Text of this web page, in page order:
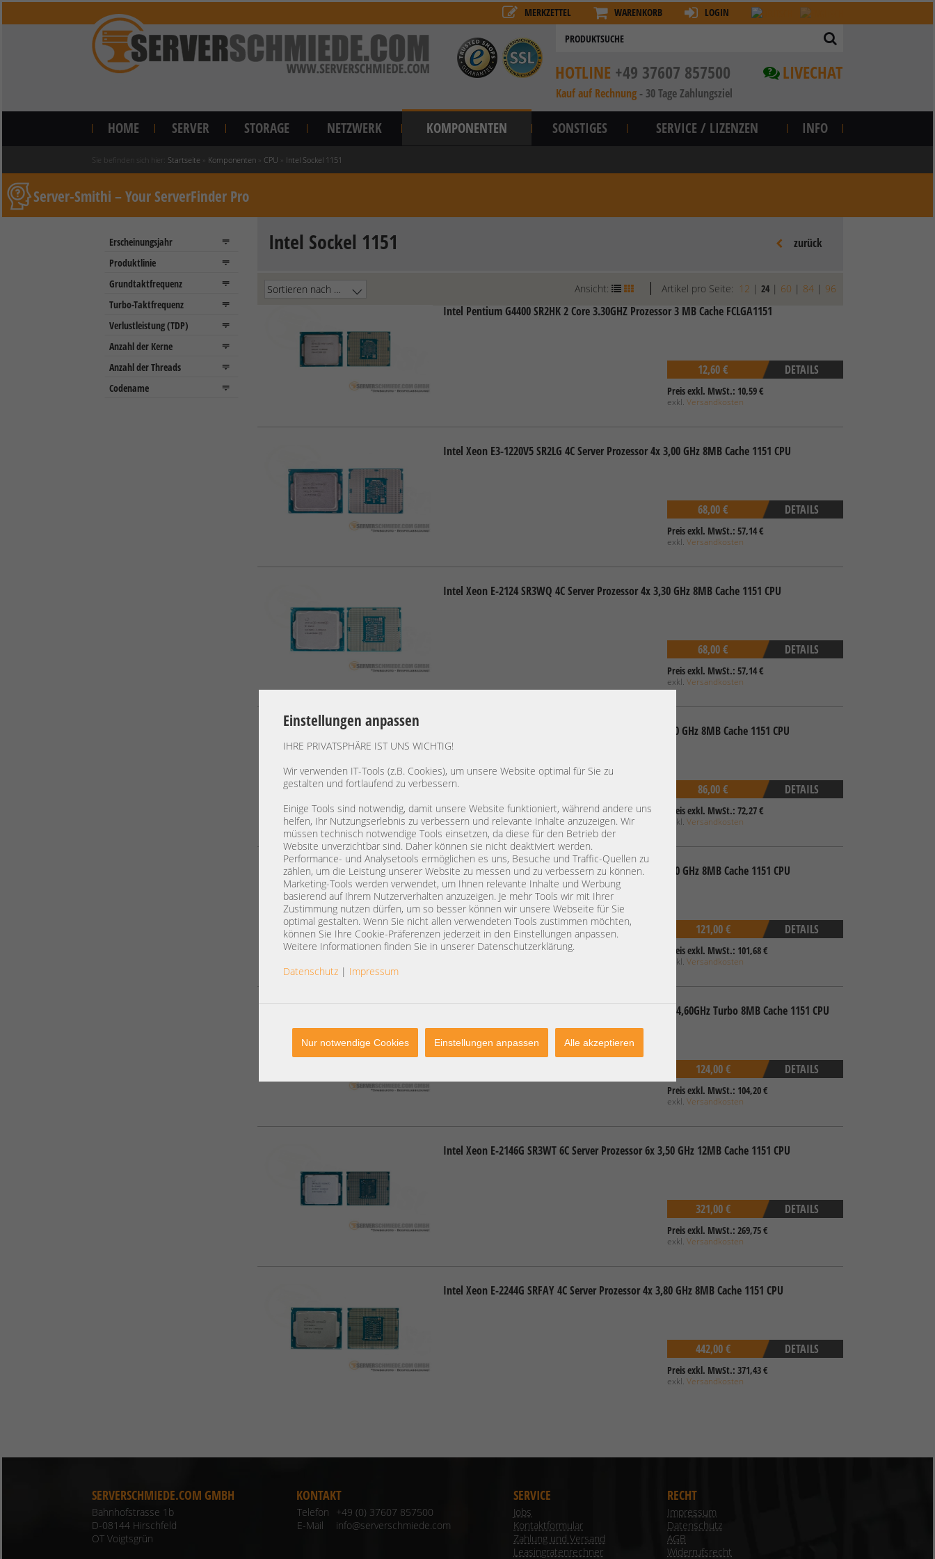
Einstellungen anpassen
IHRE PRIVATSPHÄRE IST UNS WICHTIG!
Wir verwenden IT-Tools (z.B. Cookies), um unsere Website optimal für Sie zu
gestalten und fortlaufend zu verbessern.
Einige Tools sind notwendig, damit unsere Website funktioniert, während andere uns
helfen, Ihr Nutzungserlebnis zu verbessern und relevante Inhalte anzuzeigen. Wir
müssen technisch notwendige Tools einsetzen, da diese für den Betrieb der
Website unverzichtbar sind. Daher können sie nicht deaktiviert werden.
Performance- und Analysetools ermöglichen es uns, Besuche und Traffic-Quellen zu
zählen, um die Leistung unserer Website zu messen und zu verbessern zu können.
Marketing-Tools werden verwendet, um Ihnen relevante Inhalte und Werbung
basierend auf Ihrem Nutzerverhalten anzuzeigen. Je mehr Tools wir mit Ihrer
Zustimmung nutzen dürfen, um so besser können wir unsere Webseite für Sie
optimal gestalten. Wenn Sie nicht allen verwendeten Tools zustimmen möchten,
können Sie Ihre Cookie-Präferenzen jederzeit in den Einstellungen anpassen.
Weitere Informationen finden Sie in unserer Datenschutzerklärung.
Datenschutz | Impressum
Nur notwendige Cookies Einstellungen anpassen Alle akzeptieren
MERKZETTEL WARENKORB LOGIN
? LIVECHAT
HOTLINE +49 37607 857500
Kauf auf Rechnung - 30 Tage Zahlungsziel
HOME SERVER STORAGE NETZWERK KOMPONENTEN SONSTIGES SERVICE / LIZENZEN INFO
Sie befinden sich hier: Startseite Komponenten CPU Intel Sockel 1151
Server-Smithi – Your ServerFinder Pro
Intel Sockel 1151 zurück
Artikel pro Seite: 12 | 24 | 60 | 84 | 96
Ansicht:
Intel Pentium G4400 SR2HK 2 Core 3.30GHZ Prozessor 3 MB Cache FCLGA1151
DETAILS
12,60 €
Preis exkl. MwSt.: 10,59 €
exkl.Versandkosten
Intel Xeon E3-1220V5 SR2LG 4C Server Prozessor 4x 3,00 GHz 8MB Cache 1151 CPU
DETAILS
68,00 €
Preis exkl. MwSt.: 57,14 €
exkl.Versandkosten
Intel Xeon E-2124 SR3WQ 4C Server Prozessor 4x 3,30 GHz 8MB Cache 1151 CPU
DETAILS
68,00 €
Preis exkl. MwSt.: 57,14 €
exkl.Versandkosten
Intel Xeon E3-1270V5 SR2LF 4C Server Prozessor 4x 3,60 GHz 8MB Cache 1151 CPU
DETAILS
86,00 €
Preis exkl. MwSt.: 72,27 €
exkl.Versandkosten
Intel Xeon E3-1220V6 SR329 4C Server Prozessor 4x 3,00 GHz 8MB Cache 1151 CPU
DETAILS
121,00 €
Preis exkl. MwSt.: 101,68 €
exkl.Versandkosten
Intel Xeon E-2224 SRFAV Server Prozessor 4x 3,40 GHz 4,60GHz Turbo 8MB Cache 1151 CPU
DETAILS
124,00 €
Preis exkl. MwSt.: 104,20 €
exkl.Versandkosten
Intel Xeon E-2146G SR3WT 6C Server Prozessor 6x 3,50 GHz 12MB Cache 1151 CPU
DETAILS
321,00 €
Preis exkl. MwSt.: 269,75 €
exkl.Versandkosten
Intel Xeon E-2244G SRFAY 4C Server Prozessor 4x 3,80 GHz 8MB Cache 1151 CPU
DETAILS
442,00 €
Preis exkl. MwSt.: 371,43 €
exkl.Versandkosten
SERVERSCHMIEDE.COM GMBH
Bahnhofstrasse 1b
D-08144 Hirschfeld
OT Voigtsgrün
KONTAKT
Telefon
+49 (0) 37607 857500
E-Mail
info@serverschmiede.com
SERVICE
Jobs
Kontaktformular
Zahlung und Versand
Leasingratenrechner
RECHT
Impressum
Datenschutz
AGB
Widerrufsrecht